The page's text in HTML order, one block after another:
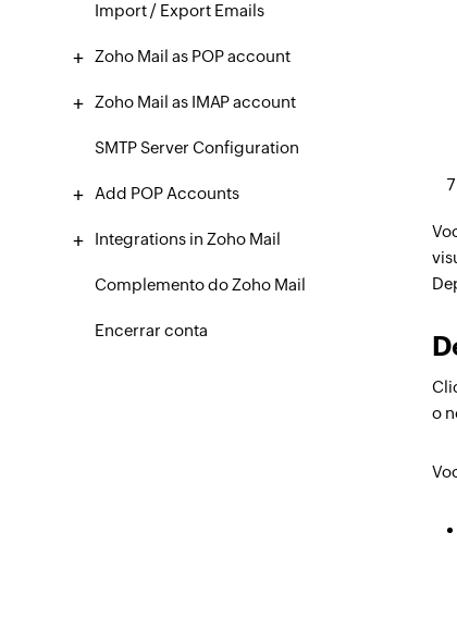
Import / Export Emails
Zoho Mail as POP account
Zoho Mail as IMAP account
SMTP Server Configuration
Add POP Accounts
Integrations in Zoho Mail
Complemento do Zoho Mail
Encerrar conta
o